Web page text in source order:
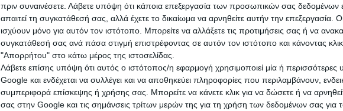
πριν συναινέσετε. Λάβετε υπόψη ότι κάποια επεξεργασία των προσωπικών σας δεδομένων
απαιτεί τη συγκατάθεσή σας, αλλά έχετε το δικαίωμα να αρνηθείτε αυτήν την επεξεργασία.
ισχύουν μόνο για αυτόν τον ιστότοπο. Μπορείτε να αλλάξετε τις προτιμήσεις σας ή να
συγκατάθεσή σας ανά πάσα στιγμή επιστρέφοντας σε αυτόν τον ιστότοπο και κάνοντας
"Απορρήτου" στο κάτω μέρος της ιστοσελίδας.
Λάβετε επίσης υπόψη ότι αυτός ο ιστότοπος/η εφαρμογή χρησιμοποιεί μία ή περισσότερες
Google και ενδέχεται να συλλέγει και να αποθηκεύει πληροφορίες που περιλαμβάνουν,
συμπεριφορά επίσκεψης ή χρήσης σας. Μπορείτε να κάνετε κλικ για να δώσετε ή να
σας στην Google και τις σημάνσεις τρίτων μερών της για τη χρήση των δεδομένων σας
Τετάρτη, 05 Αύγ 2026
ΗΧΟΣΥΣΤΗΜΑ
Υπόλοιπη Ελλάδα
€ 185